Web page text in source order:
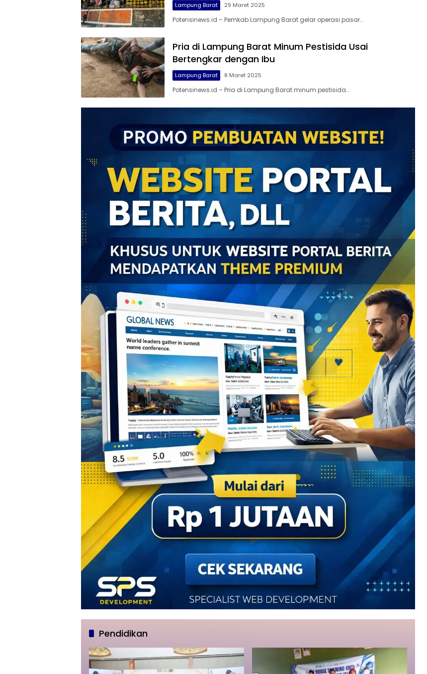
Lampung Barat 29 Maret 2025
Potensinews.id – Pemkab Lampung Barat gelar operasi pasar…
Pria di Lampung Barat Minum Pestisida Usai
Bertengkar dengan Ibu
Lampung Barat 8 Maret 2025
Potensinews.id – Pria di Lampung Barat minum pestisida…
Pendidikan